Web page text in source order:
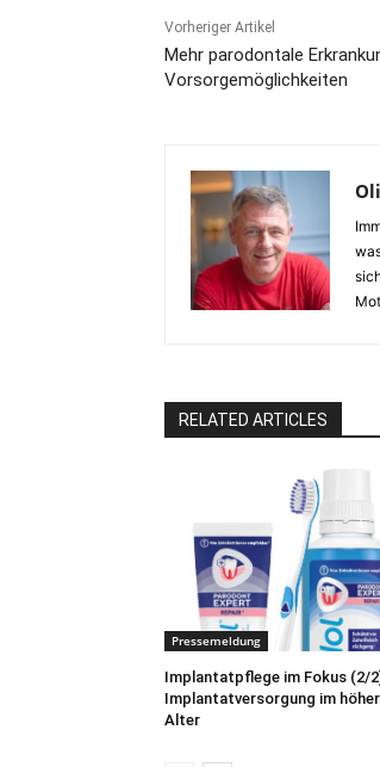
Vorheriger Artikel
Mehr parodontale
Vorsorgemöglichkeiten
RELATED ARTICLES
Pressemeldung
Implantatpflege im Fokus (2/
Implantatversorgung im
Alter